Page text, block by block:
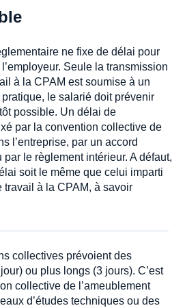
ne fixe de délai pour
Seule la transmission
à la CPAM est soumise à un
le salarié doit prévenir
possible. Un délai de
par la convention collective de
l’entreprise, par un accord
par le règlement intérieur. A défaut,
soit le même que celui imparti
travail à la CPAM, à savoir
collectives prévoient des
ou plus longs (3 jours). C’est
collective de l’ameublement
d’études techniques ou des